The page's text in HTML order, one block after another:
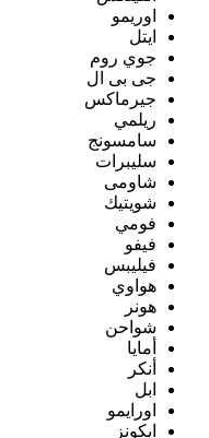
اوريمو
ايتل
جوي روم
جى بى ال
جيرماكس
ريلمي
سامسونج
سليبرات
شاومى
شويتيك
فومي
فيفو
فيليبس
هواوي
هونر
شواحن
أمايا
أنكر
ابل
اورايمو
ايكونز